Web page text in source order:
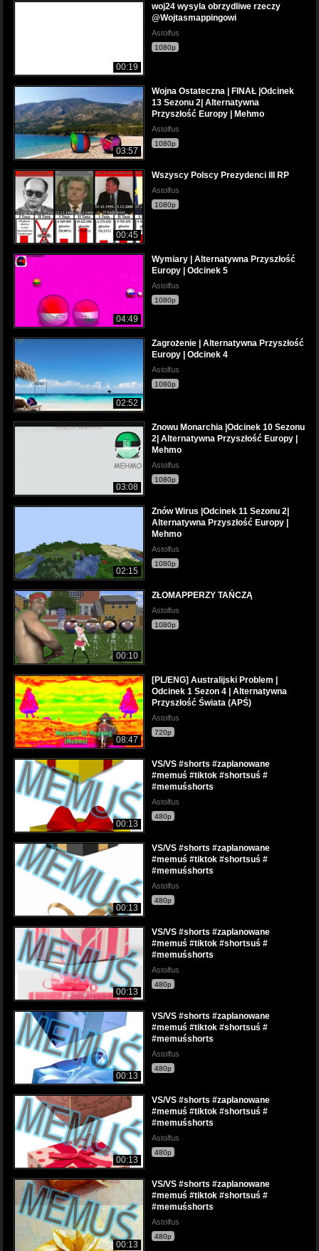
00:19
woj24 wysyla obrzydliwe rzeczy
@Wojtasmappingowi
Astolfus
1080p
03:57
Wojna Ostateczna | FINAŁ |Odcinek
13 Sezonu 2| Alternatywna
Przyszłość Europy | Mehmo
Astolfus
1080p
00:45
Wszyscy Polscy Prezydenci III RP
Astolfus
1080p
04:49
Wymiary | Alternatywna Przyszłość
Europy | Odcinek 5
Astolfus
1080p
02:52
Zagrożenie | Alternatywna Przyszłość
Europy | Odcinek 4
Astolfus
1080p
03:08
Znowu Monarchia |Odcinek 10 Sezonu
2| Alternatywna Przyszłość Europy |
Mehmo
Astolfus
1080p
02:15
Znów Wirus |Odcinek 11 Sezonu 2|
Alternatywna Przyszłość Europy |
Mehmo
Astolfus
1080p
00:10
ZŁOMAPPERZY TAŃCZĄ
Astolfus
1080p
08:47
[PL/ENG] Australijski Problem |
Odcinek 1 Sezon 4 | Alternatywna
Przyszłość Świata (APŚ)
Astolfus
720p
00:13
VS/VS #shorts #zaplanowane
#memuś #tiktok #shortsuś #
#memuśshorts
Astolfus
480p
00:13
VS/VS #shorts #zaplanowane
#memuś #tiktok #shortsuś #
#memuśshorts
Astolfus
480p
00:13
VS/VS #shorts #zaplanowane
#memuś #tiktok #shortsuś #
#memuśshorts
Astolfus
480p
00:13
VS/VS #shorts #zaplanowane
#memuś #tiktok #shortsuś #
#memuśshorts
Astolfus
480p
00:13
VS/VS #shorts #zaplanowane
#memuś #tiktok #shortsuś #
#memuśshorts
Astolfus
480p
00:13
VS/VS #shorts #zaplanowane
#memuś #tiktok #shortsuś #
#memuśshorts
Astolfus
480p